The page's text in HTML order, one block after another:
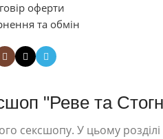
оферти
та обмін
"Реве та
сексшопу. У цьому